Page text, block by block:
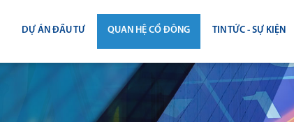
DỰ ÁN ĐẦU TƯ QUAN HỆ CỔ ĐÔNG
CÔNG BỐ THÔNG TIN
ĐẠI HỘI ĐỒNG CỔ ĐÔNG
TIN TỨC - SỰ KIỆN
TIN THỊ TRƯỜNG
TIN DỰ ÁN